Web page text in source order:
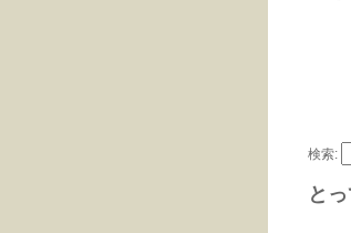
検索:
と